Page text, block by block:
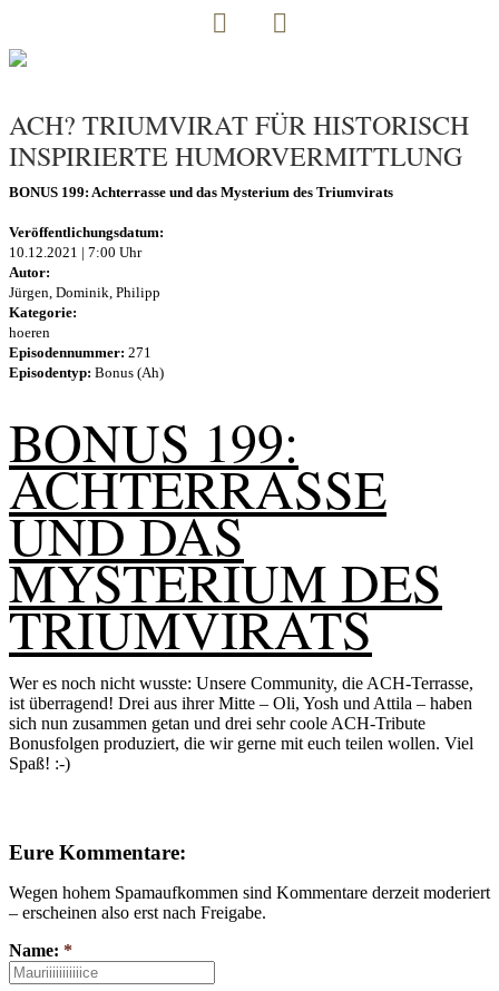
ACH? TRIUMVIRAT FÜR HISTORISCH
INSPIRIERTE HUMORVERMITTLUNG
BONUS 199: Achterrasse und das Mysterium des Triumvirats
Veröffentlichungsdatum:
10.12.2021 | 7:00 Uhr
Autor:
Jürgen, Dominik, Philipp
Kategorie:
hoeren
Episodennummer: 271
Episodentyp: Bonus (Ah)
BONUS 199:
ACHTERRASSE
UND DAS
MYSTERIUM DES
TRIUMVIRATS
Wer es noch nicht wusste: Unsere Community, die ACH-Terrasse,
ist überragend! Drei aus ihrer Mitte – Oli, Yosh und Attila – haben
sich nun zusammen getan und drei sehr coole ACH-Tribute
Bonusfolgen produziert, die wir gerne mit euch teilen wollen. Viel
Spaß! :-)
Eure Kommentare:
Wegen hohem Spamaufkommen sind Kommentare derzeit moderiert
– erscheinen also erst nach Freigabe.
Name: *